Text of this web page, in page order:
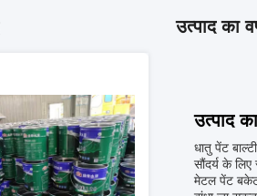
उत्पाद का
उत्पाद
धातु पेंट
सौंदर्य के
मेटल पेंट